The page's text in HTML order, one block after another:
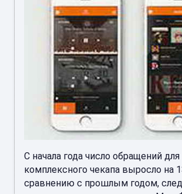
С начала года число обращений для
комплексного чекапа выросло на
сравнению с прошлым годом,